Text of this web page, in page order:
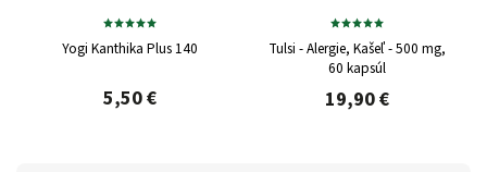
Yogi Kanthika Plus 140
5,50 €
Tulsi - Alergie, Kašeľ - 500 mg,
60 kapsúl
19,90 €